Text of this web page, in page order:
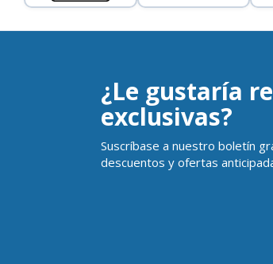
¿Le gustaría
exclusivas?
Suscríbase a nuestro boletín
descuentos y ofertas